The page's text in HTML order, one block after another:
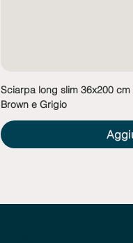
Sciarpa long slim 36x200
Brown e Grigio